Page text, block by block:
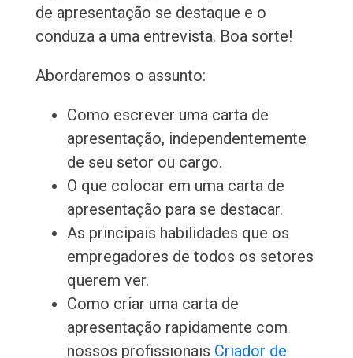
de apresentação se destaque e o
conduza a uma entrevista. Boa sorte!
Abordaremos o assunto:
Como escrever uma carta de
apresentação, independentemente
de seu setor ou cargo.
O que colocar em uma carta de
apresentação para se destacar.
As principais habilidades que os
empregadores de todos os setores
querem ver.
Como criar uma carta de
apresentação rapidamente com
nossos profissionais Criador de